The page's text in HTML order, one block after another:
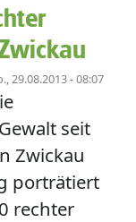
29.08.2013 - 08:07
seit
Zwickau
porträtiert
rechter